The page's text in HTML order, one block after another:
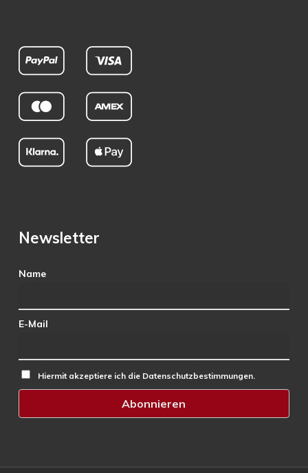
Newsletter
Name
E-Mail
Hiermit akzeptiere ich die Datenschutzbestimmungen.